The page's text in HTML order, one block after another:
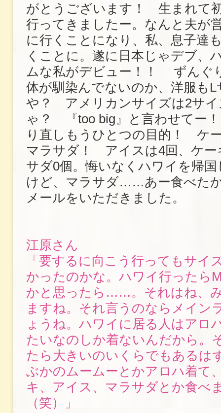
がとうございます！ 生まれて
行ってきましたー。なんと夫が
に行くことになり、私、息子達
くことに。遂に日本じゃデブ、
ムな私がデビュー！！ ずんぐ
体が馴染んでないのか、洋服もL
や？ アメリカンサイズは2サイ
ゃ？ 『too big』と言わせてー
り直しもうひとつの目的！ ケ
マラサダ！ アイスは4回、ケー
サダ0個。悔いなくハワイを帰
けど、マラサダ……あー食べた
メールをいただきました。
江原さん
「要するに向こう行ってもサイ
かったのかな。ハワイ行ったら
かと思ったら……。それはね、
ますね。それ言うのならメイン
ょうね。ハワイに居る人はアロ
たいなのしか着ないんだから。
たら大きいのいくらでもあるは
ぶかのムームーとかアロハ着て
キ、アイス、マラサダとか食べ
（笑）」